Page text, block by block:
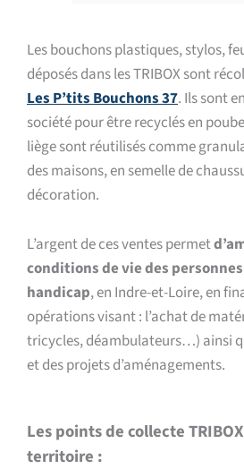
Les bouchons plastiques, stylos,
déposés dans les TRIBOX sont
Les P’tits Bouchons 37. Ils sont
société pour être recyclés en
liège sont réutilisés comme
des maisons, en semelle de
décoration.
L’argent de ces ventes permet
conditions de vie des
handicap, en Indre-et-Loire, en
opérations visant : l’achat de
tricycles, déambulateurs…) ainsi
et des projets d’aménagements.
Les points de collecte
territoire :